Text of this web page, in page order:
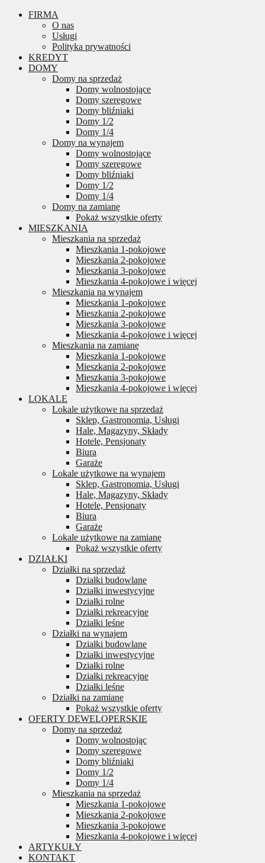
FIRMA
O nas
Usługi
Polityka prywatności
KREDYT
DOMY
Domy na sprzedaż
Domy wolnostojące
Domy szeregowe
Domy bliźniaki
Domy 1/2
Domy 1/4
Domy na wynajem
Domy wolnostojące
Domy szeregowe
Domy bliźniaki
Domy 1/2
Domy 1/4
Domy na zamianę
Pokaż wszystkie oferty
MIESZKANIA
Mieszkania na sprzedaż
Mieszkania 1-pokojowe
Mieszkania 2-pokojowe
Mieszkania 3-pokojowe
Mieszkania 4-pokojowe i więcej
Mieszkania na wynajem
Mieszkania 1-pokojowe
Mieszkania 2-pokojowe
Mieszkania 3-pokojowe
Mieszkania 4-pokojowe i więcej
Mieszkania na zamianę
Mieszkania 1-pokojowe
Mieszkania 2-pokojowe
Mieszkania 3-pokojowe
Mieszkania 4-pokojowe i więcej
LOKALE
Lokale użytkowe na sprzedaż
Sklep, Gastronomia, Usługi
Hale, Magazyny, Składy
Hotele, Pensjonaty
Biura
Garaże
Lokale użytkowe na wynajem
Sklep, Gastronomia, Usługi
Hale, Magazyny, Składy
Hotele, Pensjonaty
Biura
Garaże
Lokale użytkowe na zamianę
Pokaż wszystkie oferty
DZIAŁKI
Działki na sprzedaż
Działki budowlane
Działki inwestycyjne
Działki rolne
Działki rekreacyjne
Działki leśne
Działki na wynajem
Działki budowlane
Działki inwestycyjne
Działki rolne
Działki rekreacyjne
Działki leśne
Działki na zamianę
Pokaż wszystkie oferty
OFERTY DEWELOPERSKIE
Domy na sprzedaż
Domy wolnostojąc
Domy szeregowe
Domy bliźniaki
Domy 1/2
Domy 1/4
Mieszkania na sprzedaż
Mieszkania 1-pokojowe
Mieszkania 2-pokojowe
Mieszkania 3-pokojowe
Mieszkania 4-pokojowe i więcej
ARTYKUŁY
KONTAKT